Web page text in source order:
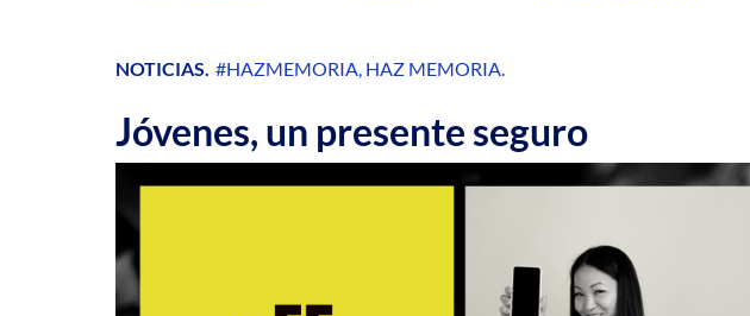
NOTICIAS. #HAZMEMORIA, HAZ MEMORIA.
Jóvenes, un presente seguro